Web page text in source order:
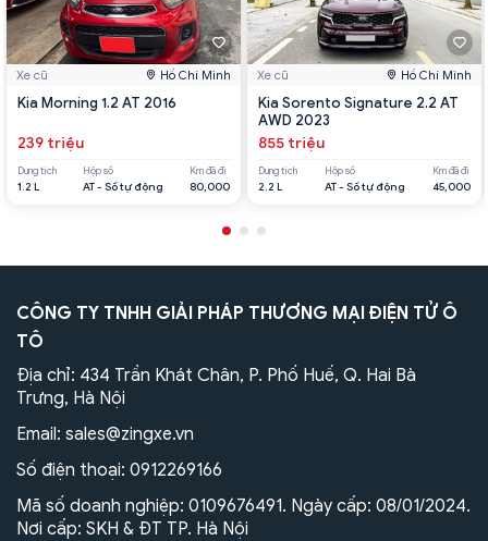
Xe cũ Hồ Chí Minh
Kia Morning 1.2 AT 2016
239 triệu
Dung tích
1.2 L
Hộp số
AT - Số tự động
Km đã đi
80,000
Xe cũ Hồ Chí Minh
Kia Sorento Signature 2.2 AT
AWD 2023
855 triệu
Dung tích
2.2 L
Hộp số
AT - Số tự động
Km đã đi
45,000
CÔNG TY TNHH GIẢI PHÁP THƯƠNG MẠI ĐIỆN TỬ Ô
TÔ
Địa chỉ: 434 Trần Khát Chân, P. Phố Huế, Q. Hai Bà
Trưng, Hà Nội
Email: sales@zingxe.vn
Số điện thoại: 0912269166
Mã số doanh nghiệp: 0109676491. Ngày cấp: 08/01/2024.
Nơi cấp: SKH & ĐT TP. Hà Nội